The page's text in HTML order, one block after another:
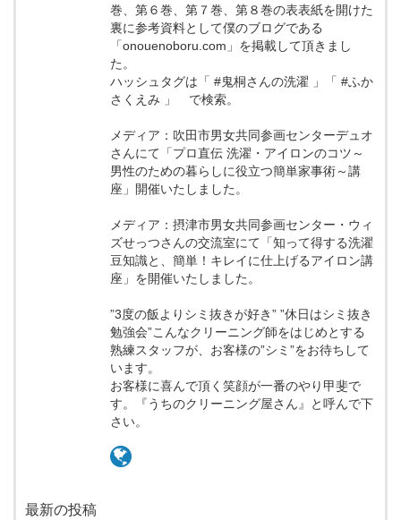
巻、第６巻、第７巻、第８巻の表表紙を開けた
裏に参考資料として僕のブログである
「onouenoboru.com」を掲載して頂きまし
た。
ハッシュタグは「 #鬼桐さんの洗濯 」「 #ふか
さくえみ 」 で検索。
メディア：吹田市男女共同参画センターデュオ
さんにて「プロ直伝 洗濯・アイロンのコツ～
男性のための暮らしに役立つ簡単家事術～講
座」開催いたしました。
メディア：摂津市男女共同参画センター・ウィ
ズせっつさんの交流室にて「知って得する洗濯
豆知識と、簡単！キレイに仕上げるアイロン講
座」を開催いたしました。
”3度の飯よりシミ抜きが好き” ”休日はシミ抜き
勉強会”こんなクリーニング師をはじめとする
熟練スタッフが、お客様の”シミ”をお待ちして
います。
お客様に喜んで頂く笑顔が一番のやり甲斐で
す。『うちのクリーニング屋さん』と呼んで下
さい。
最新の投稿